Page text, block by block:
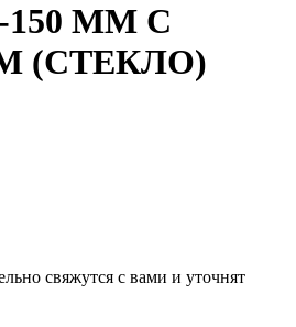
ММ С
(СТЕКЛО)
свяжутся с вами и уточнят